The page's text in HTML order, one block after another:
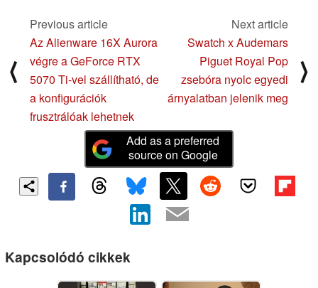
⟨
Previous article
Az Alienware 16X Aurora
végre a GeForce RTX
5070 Ti-vel szállítható, de
a konfigurációk
frusztrálóak lehetnek
Next article
Swatch x Audemars
Piguet Royal Pop
zsebóra nyolc egyedi
árnyalatban jelenik meg
⟩
Add as a preferred
source on Google
Kapcsolódó cikkek